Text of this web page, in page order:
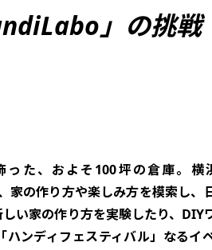
」の挑戦
った、およそ100坪の倉庫。横
家の作り方や楽しみ方を模索し、
い家の作り方を実験したり、DIY
ンディフェスティバル」なるイ